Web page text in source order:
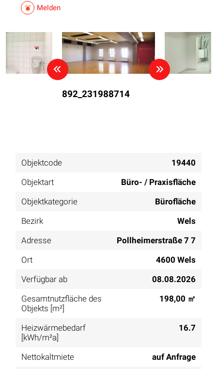
Melden
892_231988714
Objektcode
19440
Objektart
Büro- / Praxisfläche
Objektkategorie
Bürofläche
Bezirk
Wels
Adresse
Pollheimerstraße 7 7
Ort
4600 Wels
Verfügbar ab
08.08.2026
Gesamtnutzfläche des
Objekts [m²]
198,00 ㎡
Heizwärmebedarf
[kWh/m²a]
16.7
Nettokaltmiete
auf Anfrage